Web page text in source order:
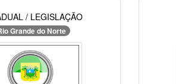
/ LEGISLAÇÃO
Grande do Norte